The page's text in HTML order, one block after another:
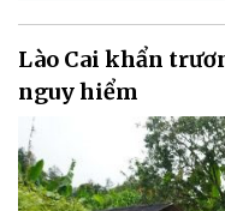
Lào Cai khẩn
nguy hiểm